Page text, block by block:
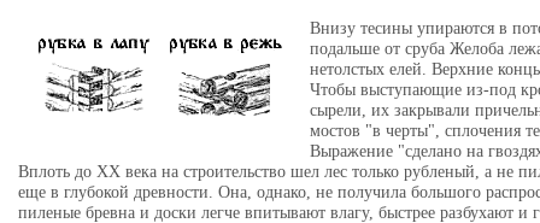
Внизу тесины упираются в
подальше от сруба Желоба
нетолстых елей. Верхние
Чтобы выступающие из-под
сырели, их закрывали
мостов "в черты", сплочения
Выражение "сделано на
Вплоть до ХХ века на строительство шел лес только рубленый, а не
еще в глубокой древности. Она, однако, не получила большого
пиленые бревна и доски легче впитывают влагу, быстрее разбухают и